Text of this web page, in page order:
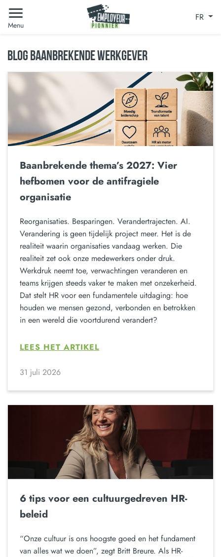
Menu
FR
BLOG BAANBREKENDE WERKGEVER
Baanbrekende thema’s 2027: Vier
hefbomen voor de antifragiele
organisatie
Reorganisaties. Besparingen. Verandertrajecten. AI.
Verandering is geen tijdelijk project meer. Het is de
realiteit waarin organisaties vandaag werken. Die
realiteit zet ook onze medewerkers onder druk.
Werkdruk neemt toe, verwachtingen veranderen en
teams krijgen steeds vaker te maken met onzekerheid.
Dat stelt HR voor een fundamentele uitdaging: hoe
houden we mensen gezond, verbonden en betrokken
in een wereld die voortdurend verandert?
LEES HET ARTIKEL
31 juli 2026
6 tips voor een cultuurgedreven HR-
beleid
“Onze cultuur is ons hoogste goed en het fundament
van alles wat we doen”, zegt Britt Breure. Als HR-